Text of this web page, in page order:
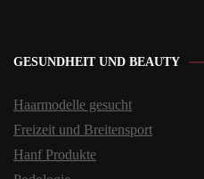
GESUNDHEIT UND BEAUTY
Haarmodelle gesucht
Freizeit und Breitensport
Hanf Produkte